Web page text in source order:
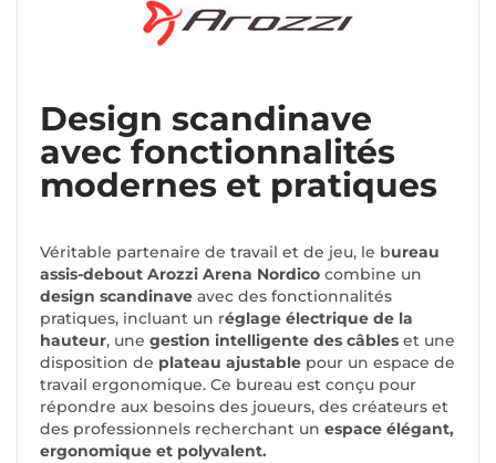
Design scandinave
avec fonctionnalités
modernes et pratiques
Véritable partenaire de travail et de jeu, le bureau
assis-debout Arozzi Arena Nordico combine un
design scandinave avec des fonctionnalités
pratiques, incluant un réglage électrique de la
hauteur, une gestion intelligente des câbles et une
disposition de plateau ajustable pour un espace de
travail ergonomique. Ce bureau est conçu pour
répondre aux besoins des joueurs, des créateurs et
des professionnels recherchant un espace élégant,
ergonomique et polyvalent.